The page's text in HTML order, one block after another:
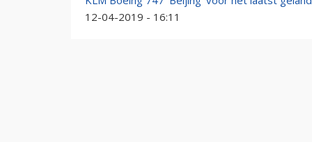
12-04-2019 - 16:11